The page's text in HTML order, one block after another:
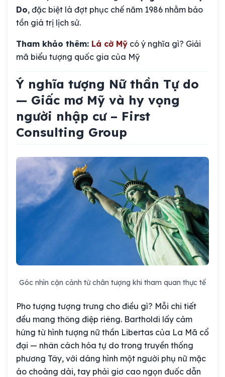
Do, đặc biệt là đợt phục chế năm 1986 nhằm bảo
tồn giá trị lịch sử.
Tham khảo thêm: Lá cờ Mỹ có ý nghĩa gì? Giải
mã biểu tượng quốc gia của Mỹ
Ý nghĩa tượng Nữ thần Tự do
— Giấc mơ Mỹ và hy vọng
người nhập cư – First
Consulting Group
Góc nhìn cận cảnh từ chân tượng khi tham quan thực tế
Pho tượng tượng trưng cho điều gì? Mỗi chi tiết
đều mang thông điệp riêng. Bartholdi lấy cảm
hứng từ hình tượng nữ thần Libertas của La Mã cổ
đại — nhân cách hóa tự do trong truyền thống
phương Tây, với dáng hình một người phụ nữ mặc
áo choàng dài, tay phải giơ cao ngọn đuốc dẫn